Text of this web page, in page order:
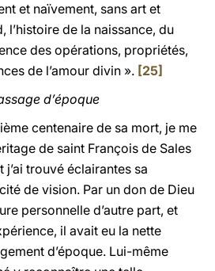
et naïvement, sans art et
l’histoire de la naissance, du
des opérations, propriétés,
de l’amour divin ». [25]
d’époque
centenaire de sa mort, je me
de saint François de Sales
trouvé éclairantes sa
de vision. Par un don de Dieu
personnelle d’autre part, et
il avait eu la nette
d’époque. Lui-même